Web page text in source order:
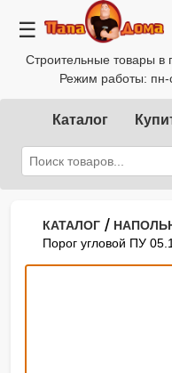
☰
Строительные товары в
Режим работы: пн-
Каталог
КАТАЛОГ /
Порог угловой ПУ